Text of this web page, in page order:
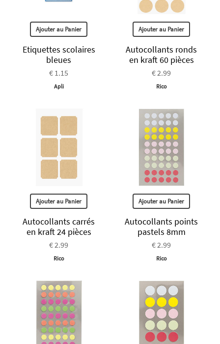
Ajouter au Panier
Etiquettes scolaires
bleues
€ 1.15
Apli
Ajouter au Panier
Autocollants ronds
en kraft 60 pièces
€ 2.99
Rico
Ajouter au Panier
Autocollants carrés
en kraft 24 pièces
€ 2.99
Rico
Ajouter au Panier
Autocollants points
pastels 8mm
€ 2.99
Rico